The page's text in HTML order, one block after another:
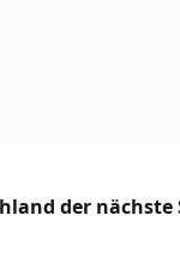
der nächste